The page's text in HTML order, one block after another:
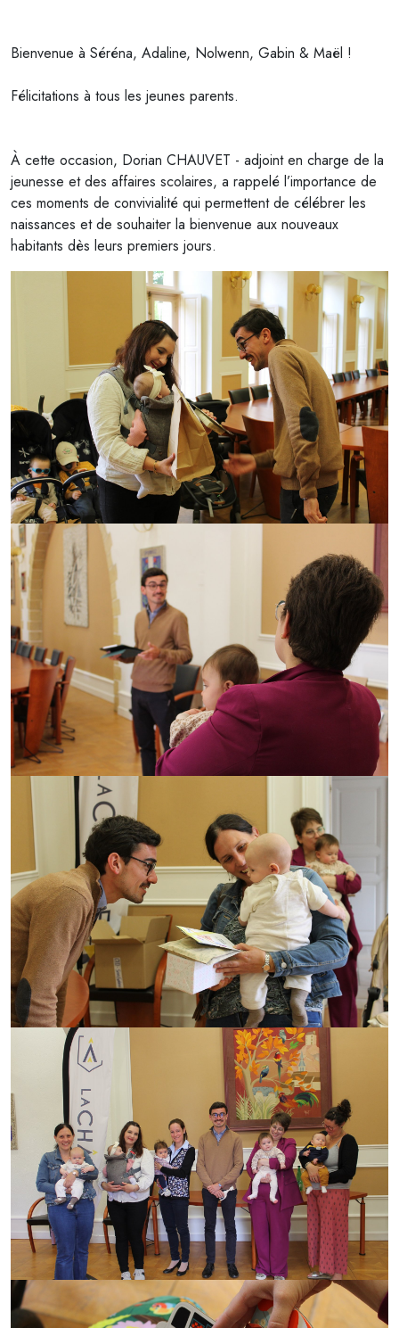
Bienvenue à Séréna, Adaline, Nolwenn, Gabin & Maël !
Félicitations à tous les jeunes parents.
À cette occasion, Dorian CHAUVET - adjoint en charge de la
jeunesse et des affaires scolaires, a rappelé l’importance de
ces moments de convivialité qui permettent de célébrer les
naissances et de souhaiter la bienvenue aux nouveaux
habitants dès leurs premiers jours.